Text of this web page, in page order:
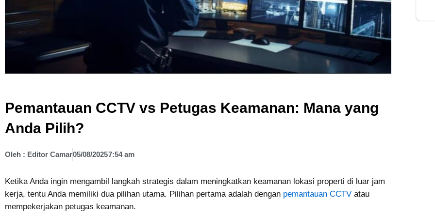
Pemantauan CCTV vs Petugas Keamanan: Mana yang
Anda Pilih?
Oleh : Editor Camar05/08/20257:54 am
Ketika Anda ingin mengambil langkah strategis dalam meningkatkan keamanan lokasi properti di luar jam
kerja, tentu Anda memiliki dua pilihan utama. Pilihan pertama adalah dengan pemantauan CCTV atau
mempekerjakan petugas keamanan.